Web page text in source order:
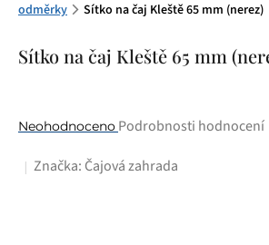
odměrky
Sítko na čaj Kleště 65 mm (nerez)
Sítko na čaj Kleště 65 mm
Průměrné
produktu
Neohodnoceno Podrobnosti hodnocení
Značka: Čajová zahrada